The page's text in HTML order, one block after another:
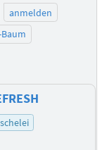
anmelden